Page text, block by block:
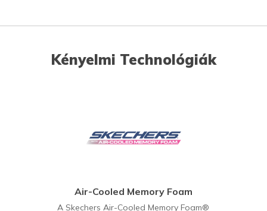
Kényelmi Technológiák
Air-Cooled Memory Foam
A Skechers Air-Cooled Memory Foam®